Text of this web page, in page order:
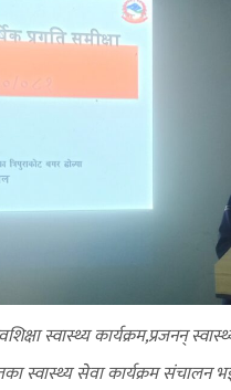
स्वास्थ्य कार्यक्रम,प्रजनन्
स्वास्थ्य सेवा कार्यक्रम संचालन